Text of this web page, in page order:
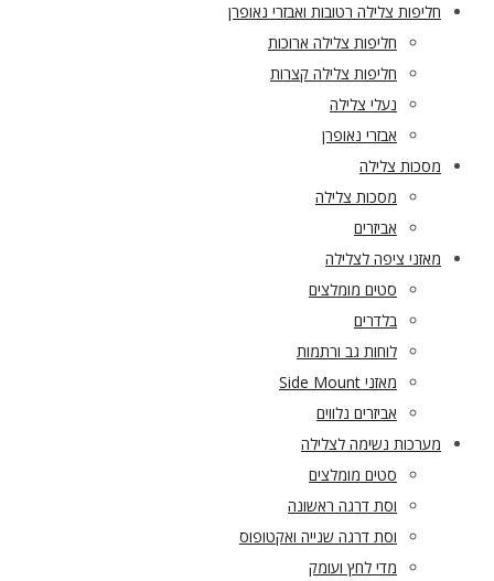
חליפות צלילה רטובות ואבזרי נאופרן
חליפות צלילה ארוכות
חליפות צלילה קצרות
נעלי צלילה
אבזרי נאופרן
מסכות צלילה
מסכות צלילה
אביזרים
מאזני ציפה לצלילה
סטים מומלצים
בלדרים
לוחות גב ורתמות
מאזני Side Mount
אביזרים נלווים
מערכות נשימה לצלילה
סטים מומלצים
וסת דרגה ראשונה
וסת דרגה שנייה ואקטופוס
מדי לחץ ועומק